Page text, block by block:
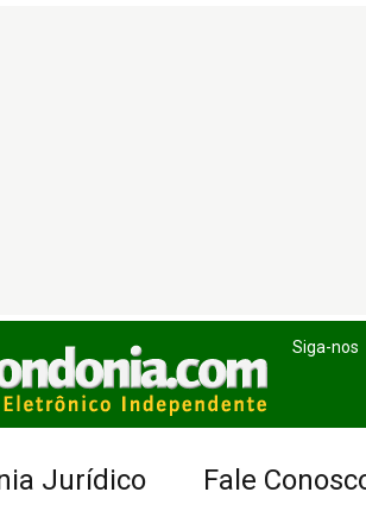
Siga-nos
Jurídico Fale